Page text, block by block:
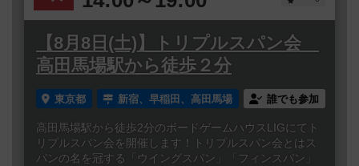
【8月8日(土)】トリプルスパン会
高田馬場駅から徒歩２分
東京都 新宿、早稲田、高田馬場 誰でも参加
高田馬場駅から徒歩2分のボードゲームハウスLIGにてト
リプルスパン会を開催します！トリプルスパン会とはス
パンの名を冠する「ウイングスパン」「フィンスパン」